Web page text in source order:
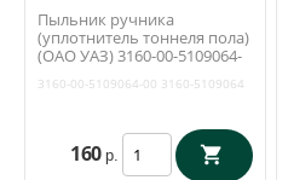
Пыльник ручника
(уплотнитель тоннеля пола)
(ОАО УАЗ) 3160-00-5109064-
3160-00-5109064-00 3160-5109064
160 р.